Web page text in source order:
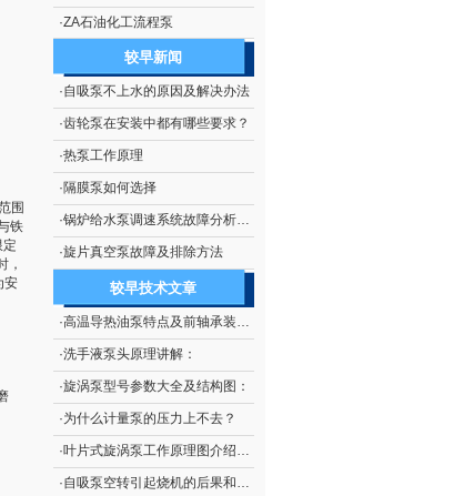
围
铁
，
安
·ZA石油化工流程泵
较早新闻
·自吸泵不上水的原因及解决办法
·齿轮泵在安装中都有哪些要求？
·热泵工作原理
·隔膜泵如何选择
·锅炉给水泵调速系统故障分析及处理技术
·旋片真空泵故障及排除方法
较早技术文章
·高温导热油泵特点及前轴承装配示意图：
·洗手液泵头原理讲解：
·旋涡泵型号参数大全及结构图：
·为什么计量泵的压力上不去？
·叶片式旋涡泵工作原理图介绍及如何使用：
·自吸泵空转引起烧机的后果和如何防止自吸泵空转：